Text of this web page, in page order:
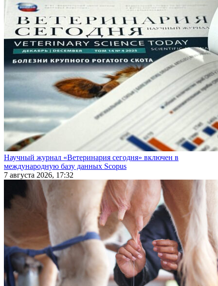
Научный журнал «Ветеринария сегодня» включен в
международную базу данных Scopus
7 августа 2026, 17:32